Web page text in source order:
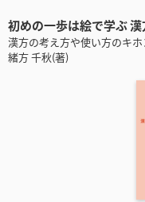
初めの一歩は絵で学ぶ 漢
漢方の考え方や使い方のキホ
緒方 千秋(著)